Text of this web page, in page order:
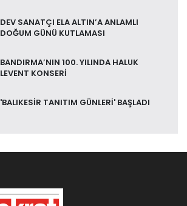
DEV SANATÇI ELA ALTIN’A ANLAMLI
DOĞUM GÜNÜ KUTLAMASI
BANDIRMA’NIN 100. YILINDA HALUK
LEVENT KONSERİ
'BALIKESİR TANITIM GÜNLERİ' BAŞLADI